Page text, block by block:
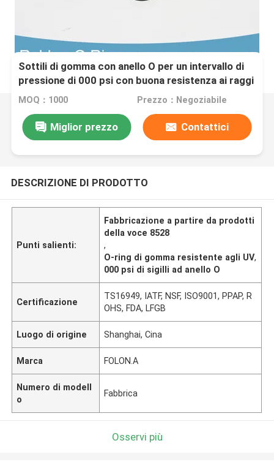
Sottili di gomma con anello O per un intervallo di
pressione di 000 psi con buona resistenza ai raggi
UV
MOQ：1000 Prezzo：Negoziabile
Miglior prezzo Contattici
DESCRIZIONE DI PRODOTTO
Punti salienti:
Fabbricazione a partire da prodotti
della voce 8528
,
O-ring di gomma resistente agli UV,
000 psi di sigilli ad anello O
Certificazione
TS16949, IATF, NSF, ISO9001, PPAP, R
OHS, FDA, LFGB
Luogo di origine Shanghai, Cina
Marca FOLON.A
Numero di modell
o
Fabbrica
Osservi più